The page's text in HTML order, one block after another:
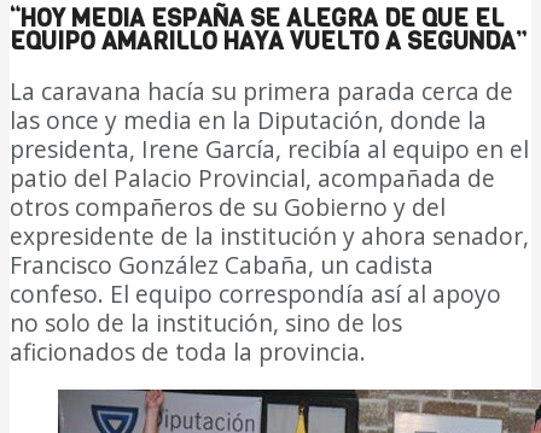
“HOY MEDIA ESPAÑA SE ALEGRA DE QUE EL
EQUIPO AMARILLO HAYA VUELTO A SEGUNDA”
La caravana hacía su primera parada cerca de
las once y media en la Diputación, donde la
presidenta, Irene García, recibía al equipo en el
patio del Palacio Provincial, acompañada de
otros compañeros de su Gobierno y del
expresidente de la institución y ahora senador,
Francisco González Cabaña, un cadista
confeso. El equipo correspondía así al apoyo
no solo de la institución, sino de los
aficionados de toda la provincia.